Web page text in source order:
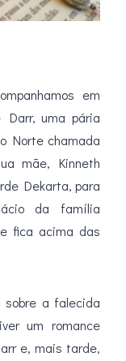
em
Darr, uma pária
Norte chamada
mãe, Kinneth
Dekarta, para
da família
fica acima das
sobre a falecida
um romance
e, mais tarde,